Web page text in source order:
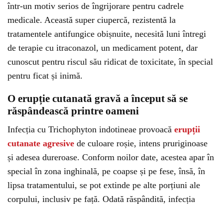
într-un motiv serios de îngrijorare pentru cadrele
medicale. Această super ciupercă, rezistentă la
tratamentele antifungice obișnuite, necesită luni întregi
de terapie cu itraconazol, un medicament potent, dar
cunoscut pentru riscul său ridicat de toxicitate, în special
pentru ficat și inimă.
O erupție cutanată gravă a început să se
răspândească printre oameni
Infecția cu Trichophyton indotineae provoacă erupții
cutanate agresive de culoare roșie, intens pruriginoase
și adesea dureroase. Conform noilor date, acestea apar în
special în zona inghinală, pe coapse și pe fese, însă, în
lipsa tratamentului, se pot extinde pe alte porțiuni ale
corpului, inclusiv pe față. Odată răspândită, infecția